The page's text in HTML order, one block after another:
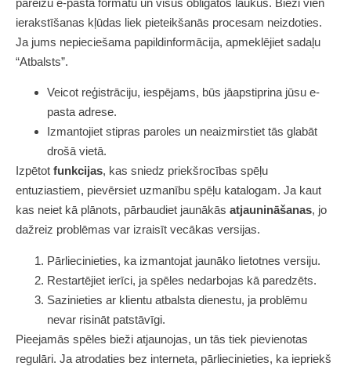
ierakstīšanas kļūdas liek pieteikšanās procesam neizdoties.
Ja jums nepieciešama papildinformācija, apmeklējiet sadaļu
“Atbalsts”.
Veicot reģistrāciju, iespējams, būs jāapstiprina jūsu e-
pasta adrese.
Izmantojiet stipras paroles un neaizmirstiet tās glabāt
drošā vietā.
Izpētot funkcijas, kas sniedz priekšrocības spēļu
entuziastiem, pievērsiet uzmanību spēļu katalogam. Ja kaut
kas neiet kā plānots, pārbaudiet jaunākās atjaunināšanas, jo
dažreiz problēmas var izraisīt vecākas versijas.
Pārliecinieties, ka izmantojat jaunāko lietotnes versiju.
Restartējiet ierīci, ja spēles nedarbojas kā paredzēts.
Sazinieties ar klientu atbalsta dienestu, ja problēmu
nevar risināt patstāvīgi.
Pieejamās spēles bieži atjaunojas, un tās tiek pievienotas
regulāri. Ja atrodaties bez interneta, pārliecinieties, ka iepriekš